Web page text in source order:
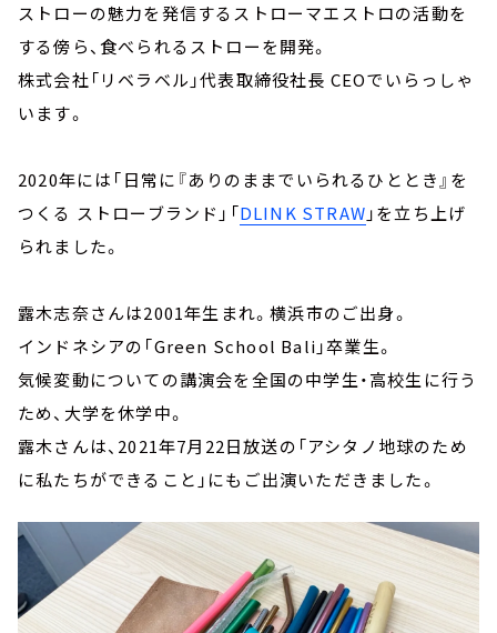
ストローの魅力を発信するストローマエストロの活動を
する傍ら、食べられるストローを開発。
株式会社「リベラベル」代表取締役社長 CEOでいらっしゃ
います。
2020年には「日常に『ありのままでいられるひととき』を
つくる ストローブランド」「DLINK STRAW 」を立ち上げ
られました。
露木志奈さんは2001年生まれ。横浜市のご出身。
インドネシアの「Green School Bali」卒業生。
気候変動についての講演会を全国の中学生・高校生に行う
ため、大学を休学中。
露木さんは、2021年7月22日放送の「アシタノ地球のため
に私たちができること」にもご出演いただきました。